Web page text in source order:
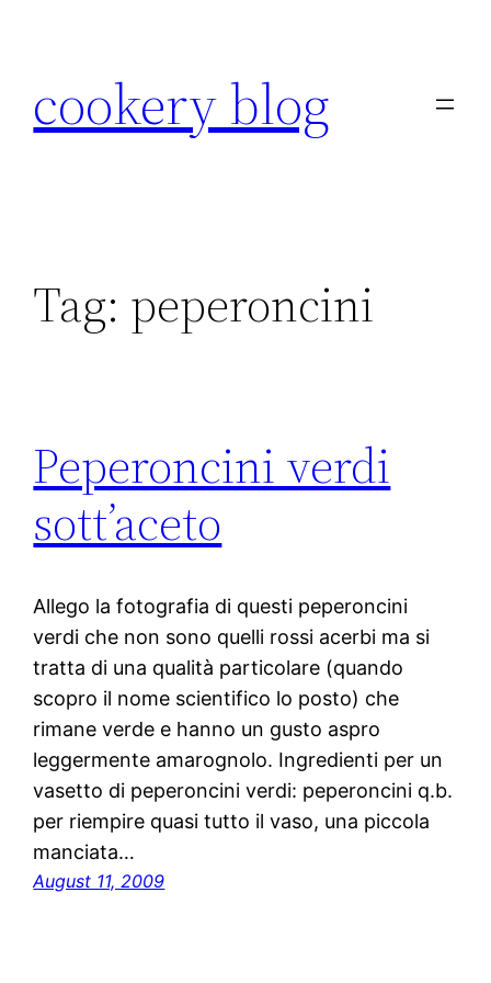
cookery blog
Tag: peperoncini
Peperoncini verdi
sott’aceto
Allego la fotografia di questi peperoncini
verdi che non sono quelli rossi acerbi ma si
tratta di una qualità particolare (quando
scopro il nome scientifico lo posto) che
rimane verde e hanno un gusto aspro
leggermente amarognolo. Ingredienti per un
vasetto di peperoncini verdi: peperoncini q.b.
per riempire quasi tutto il vaso, una piccola
manciata…
August 11, 2009